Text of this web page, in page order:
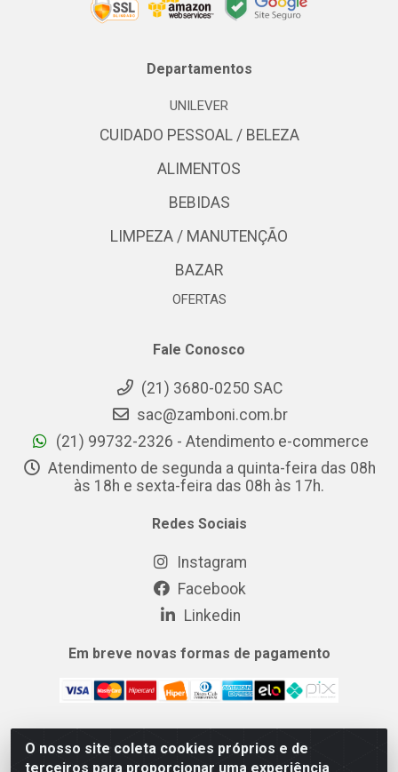
O nosso site coleta cookies próprios e de
terceiros para proporcionar uma experiência
Departamentos
UNILEVER
CUIDADO PESSOAL / BELEZA
ALIMENTOS
BEBIDAS
LIMPEZA / MANUTENÇÃO
BAZAR
OFERTAS
Fale Conosco
(21) 3680-0250 SAC
sac@zamboni.com.br
(21) 99732-2326 - Atendimento e-commerce
Atendimento de segunda a quinta-feira das 08h
às 18h e sexta-feira das 08h às 17h.
Redes Sociais
Instagram
Facebook
Linkedin
Em breve novas formas de pagamento
MIX CERTO DISTRIBUIDORA DE COSMÉTICOS ALIMENTOS E